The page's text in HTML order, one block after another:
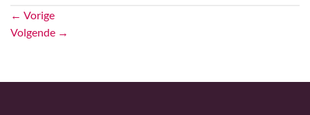
← Vorige
Volgende →